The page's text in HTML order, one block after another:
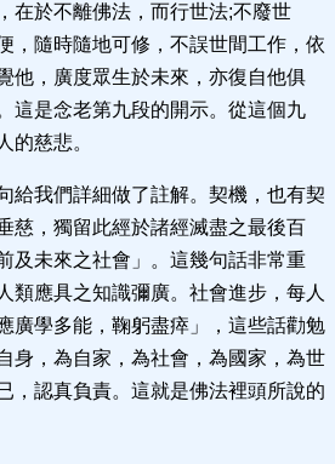
在於不離佛法，而行世法;不廢世
，隨時隨地可修，不誤世間工作，依
他，廣度眾生於未來，亦復自他俱
這是念老第九段的開示。從這個九
的慈悲。
給我們詳細做了註解。契機，也有契
慈，獨留此經於諸經滅盡之最後百
及未來之社會」。這幾句話非常重
類應具之知識彌廣。社會進步，每人
廣學多能，鞠躬盡瘁」，這些話勸勉
身，為自家，為社會，為國家，為世
，認真負責。這就是佛法裡頭所說的